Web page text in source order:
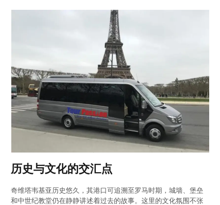
历史与文化的交汇点
奇维塔韦基亚历史悠久，其港口可追溯至罗马时期，城墙、堡垒
和中世纪教堂仍在静静讲述着过去的故事。这里的文化氛围不张